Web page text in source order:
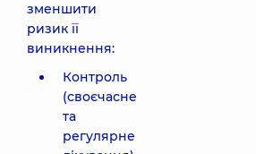
зменшити
ризик її
виникнення:
Контроль
(своєчасне
та
регулярне